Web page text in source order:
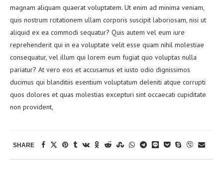
magnam aliquam quaerat voluptatem. Ut enim ad minima veniam,
quis nostrum rcitationem ullam corporis suscipit laboriosam, nisi ut
aliquid ex ea commodi sequatur? Quis autem vel eum iure
reprehenderit qui in ea voluptate velit esse quam nihil molestiae
consequatur, vel illum qui lorem eum fugiat quo voluptas nulla
pariatur? At vero eos et accusamus et iusto odio dignissimos
ducimus qui blanditiis esentium voluptatum deleniti atque corrupti
quos dolores et quas molestias excepturi sint occaecati cupiditate
non provident,
SHARE